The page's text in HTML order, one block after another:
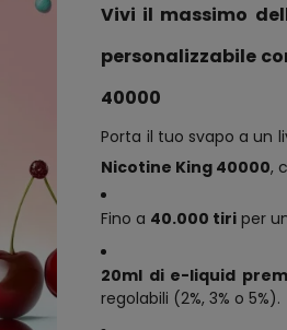
Vivi il massimo
personalizzabile
40000
Porta il tuo svapo a un
Nicotine King 40000,
Fino a 40.000 tiri per
20ml di e-liquid
regolabili (2%, 3% o 5%).